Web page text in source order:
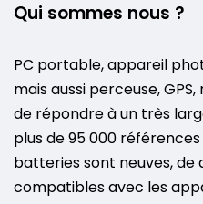
Qui sommes nous ?
PC portable, appareil
mais aussi perceuse,
de répondre à un très
plus de 95 000
batteries sont neuves, de
compatibles avec les